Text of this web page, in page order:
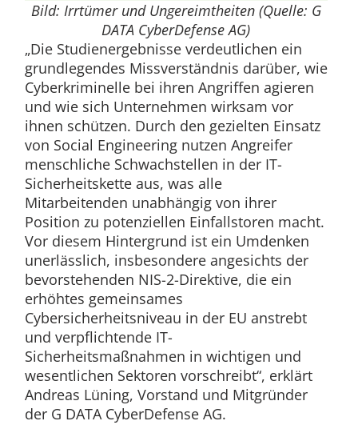
Bild: Irrtümer und Ungereimtheiten (Quelle: G
DATA CyberDefense AG)
„Die Studienergebnisse verdeutlichen ein
grundlegendes Missverständnis darüber, wie
Cyberkriminelle bei ihren Angriffen agieren
und wie sich Unternehmen wirksam vor
ihnen schützen. Durch den gezielten Einsatz
von Social Engineering nutzen Angreifer
menschliche Schwachstellen in der IT-
Sicherheitskette aus, was alle
Mitarbeitenden unabhängig von ihrer
Position zu potenziellen Einfallstoren macht.
Vor diesem Hintergrund ist ein Umdenken
unerlässlich, insbesondere angesichts der
bevorstehenden NIS-2-Direktive, die ein
erhöhtes gemeinsames
Cybersicherheitsniveau in der EU anstrebt
und verpflichtende IT-
Sicherheitsmaßnahmen in wichtigen und
wesentlichen Sektoren vorschreibt“, erklärt
Andreas Lüning, Vorstand und Mitgründer
der G DATA CyberDefense AG.